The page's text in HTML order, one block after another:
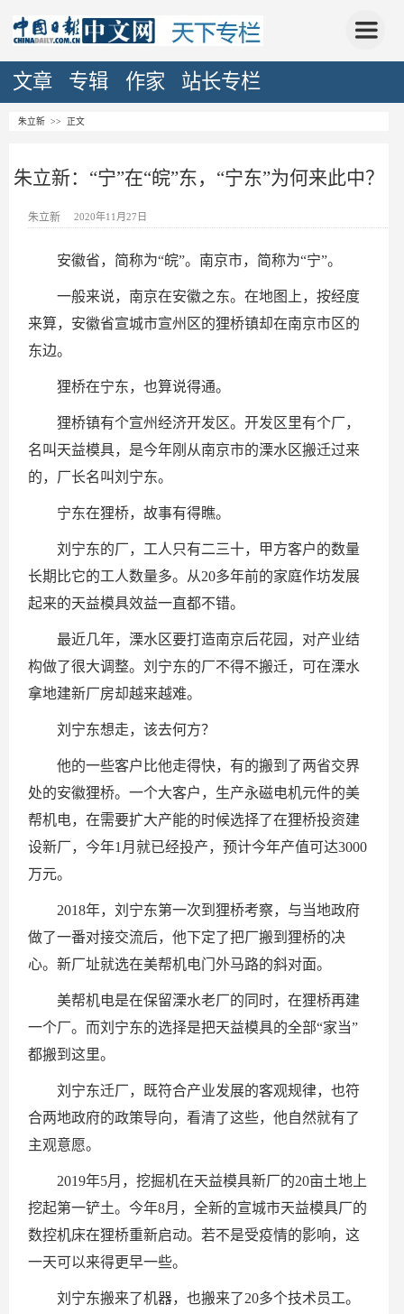
文章 专辑 作家 站长专栏
朱立新 >> 正文
朱立新：“宁”在“皖”东，“宁东”为何来此中？
朱立新 2020年11月27日
安徽省，简称为“皖”。南京市，简称为“宁”。
一般来说，南京在安徽之东。在地图上，按经度
来算，安徽省宣城市宣州区的狸桥镇却在南京市区的
东边。
狸桥在宁东，也算说得通。
狸桥镇有个宣州经济开发区。开发区里有个厂，
名叫天益模具，是今年刚从南京市的溧水区搬迁过来
的，厂长名叫刘宁东。
宁东在狸桥，故事有得瞧。
刘宁东的厂，工人只有二三十，甲方客户的数量
长期比它的工人数量多。从20多年前的家庭作坊发展
起来的天益模具效益一直都不错。
最近几年，溧水区要打造南京后花园，对产业结
构做了很大调整。刘宁东的厂不得不搬迁，可在溧水
拿地建新厂房却越来越难。
刘宁东想走，该去何方？
他的一些客户比他走得快，有的搬到了两省交界
处的安徽狸桥。一个大客户，生产永磁电机元件的美
帮机电，在需要扩大产能的时候选择了在狸桥投资建
设新厂，今年1月就已经投产，预计今年产值可达3000
万元。
2018年，刘宁东第一次到狸桥考察，与当地政府
做了一番对接交流后，他下定了把厂搬到狸桥的决
心。新厂址就选在美帮机电门外马路的斜对面。
美帮机电是在保留溧水老厂的同时，在狸桥再建
一个厂。而刘宁东的选择是把天益模具的全部“家当”
都搬到这里。
刘宁东迁厂，既符合产业发展的客观规律，也符
合两地政府的政策导向，看清了这些，他自然就有了
主观意愿。
2019年5月，挖掘机在天益模具新厂的20亩土地上
挖起第一铲土。今年8月，全新的宣城市天益模具厂的
数控机床在狸桥重新启动。若不是受疫情的影响，这
一天可以来得更早一些。
刘宁东搬来了机器，也搬来了20多个技术员工。